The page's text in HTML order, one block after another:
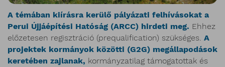
A témában kiírásra kerülő pályázati felhívásokat a
Perui Újjáépítési Hatóság (ARCC) hirdeti meg. Ehhez
előzetesen regisztráció (prequalification) szükséges. A
projektek kormányok közötti (G2G) megállapodások
keretében zajlanak, kormányzatilag támogatottak és